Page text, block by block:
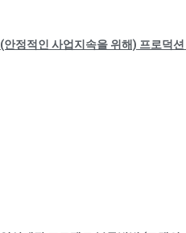
(안정적인 사업지속을 위해) 프로덕